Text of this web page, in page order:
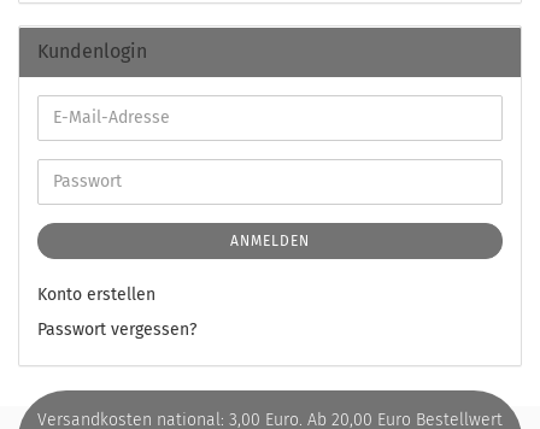
Kundenlogin
ANMELDEN
Konto erstellen
Passwort vergessen?
Versandkosten national: 3,00 Euro. Ab 20,00 Euro Bestellwert